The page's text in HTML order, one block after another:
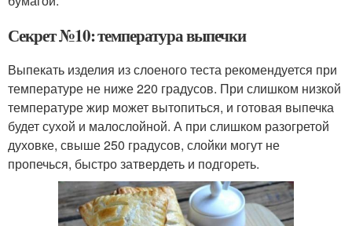
Секрет №10: температура выпечки
Выпекать изделия из слоеного теста рекомендуется при
температуре не ниже 220 градусов. При слишком низкой
температуре жир может вытопиться, и готовая выпечка
будет сухой и малослойной. А при слишком разогретой
духовке, свыше 250 градусов, слойки могут не
пропечься, быстро затвердеть и подгореть.